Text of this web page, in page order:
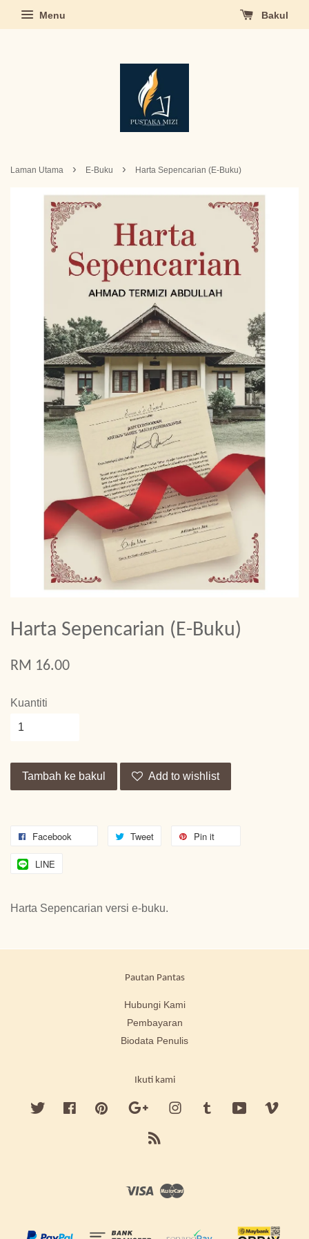
Menu Bakul
Laman Utama › E-Buku › Harta Sepencarian (E-Buku)
Harta Sepencarian (E-Buku)
RM 16.00
Kuantiti
Tambah ke bakul Add to wishlist
Facebook Tweet Pin it
LINE
Harta Sepencarian versi e-buku.
Pautan Pantas
Hubungi Kami
Pembayaran
Biodata Penulis
Ikuti kami
Twitter FacebookPinterest Google InstagramTumblr YouTube
Visa Master